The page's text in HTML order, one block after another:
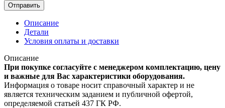
Отправить
Описание
Детали
Условия оплаты и доставки
Описание
При покупке согласуйте с менеджером комплектацию, цену
и важные для Вас характеристики оборудования.
Информация о товаре носит справочный характер и не
является техническим заданием и публичной офертой,
определяемой статьей 437 ГК РФ.